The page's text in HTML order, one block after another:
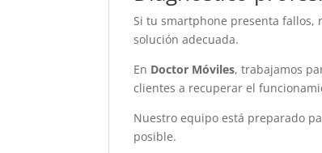
Si tu smartphone presenta
solución adecuada.
En Doctor Móviles, trabajamos
clientes a recuperar el
Nuestro equipo está preparado
posible.